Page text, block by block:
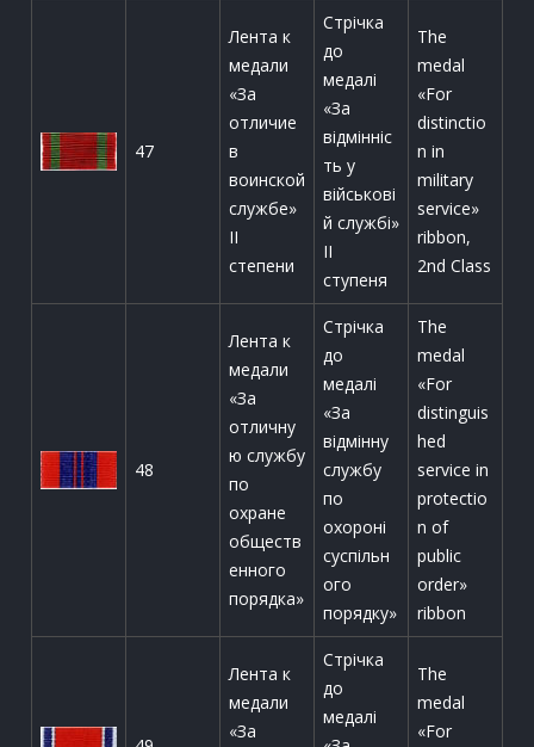
47
Лента к
медали
«За
отличие
в
воинской
службе»
II
степени
Стрічка
до
медалі
«За
відмінніс
ть у
військові
й службі»
ІІ
ступеня
The
medal
«For
distinctio
n in
military
service»
ribbon,
2nd Class
48
Лента к
медали
«За
отличну
ю службу
по
охране
обществ
енного
порядка»
Стрічка
до
медалі
«За
відмінну
службу
по
охороні
суспільн
ого
порядку»
The
medal
«For
distinguis
hed
service in
protectio
n of
public
order»
ribbon
Лента к
медали
«За
Стрічка
до
медалі
The
medal
«For